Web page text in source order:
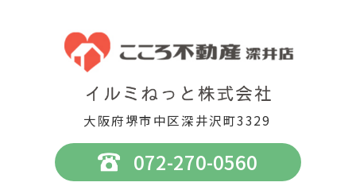
大阪府堺市中区深井沢町3329
072-270-0560